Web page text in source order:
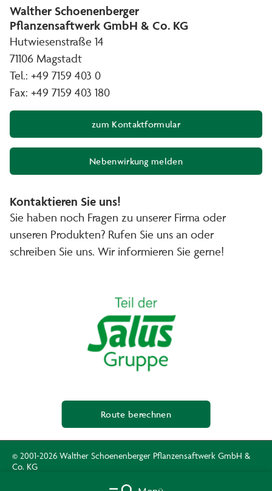
Walther Schoenenberger
Pflanzensaftwerk GmbH & Co. KG
Hutwiesenstraße 14
71106 Magstadt
Tel.: +49 7159 403 0
Fax: +49 7159 403 180
zum Kontaktformular
Nebenwirkung melden
(Öffnet in neuem Fenster)
Kontaktieren Sie uns!
Sie haben noch Fragen zu unserer Firma oder
unseren Produkten? Rufen Sie uns an oder
schreiben Sie uns. Wir informieren Sie gerne!
Route berechnen
© 2001-2026 Walther Schoenenberger Pflanzensaftwerk GmbH &
Co. KG